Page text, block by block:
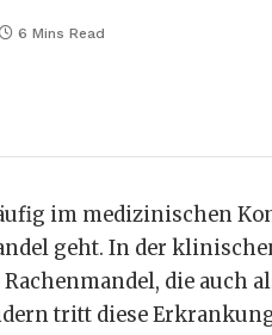
6 Mins Read
im medizinischen
geht. In der
die auch
tritt diese